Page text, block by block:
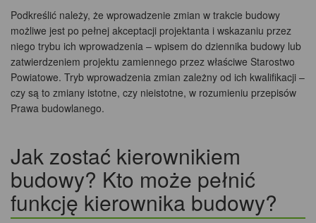
Podkreślić należy, że wprowadzenie zmian w trakcie budowy
możliwe jest po pełnej akceptacji projektanta i wskazaniu przez
niego trybu ich wprowadzenia – wpisem do dziennika budowy lub
zatwierdzeniem projektu zamiennego przez właściwe Starostwo
Powiatowe. Tryb wprowadzenia zmian zależny od ich kwalifikacji –
czy są to zmiany istotne, czy nieistotne, w rozumieniu przepisów
Prawa budowlanego.
Jak zostać kierownikiem
budowy? Kto może pełnić
funkcję kierownika budowy?